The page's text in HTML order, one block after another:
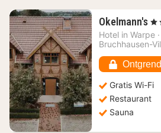
Okelmann's 1
€
, 4
Hotel in Warpe ·
Bruchhausen-
Gratis Wi-Fi
Restaurant
Sauna